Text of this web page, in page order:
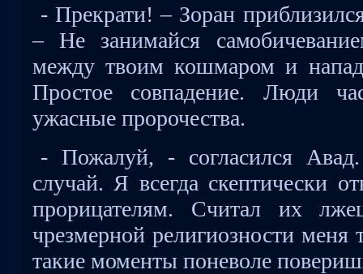
- Прекрати! – Зоран
– Не занимайся
между твоим кошмаром и
Простое совпадение. Люди
ужасные пророчества.
- Пожалуй, - согласился
случай. Я всегда скептически
прорицателям. Считал их
чрезмерной религиозности
такие моменты поневоле